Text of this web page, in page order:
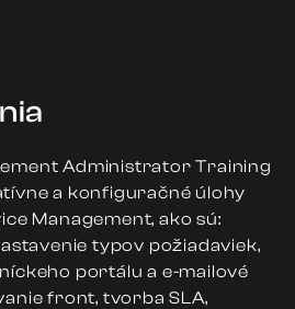
Administrator Training
a konfiguračné úlohy
Management, ako sú:
typov požiadaviek,
portálu a e-mailové
front, tvorba SLA,